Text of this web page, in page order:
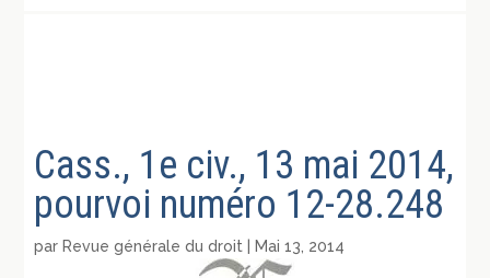
Cass., 1e civ., 13 mai 2014,
pourvoi numéro 12-28.248
parRevue générale du droit |Mai 13, 2014